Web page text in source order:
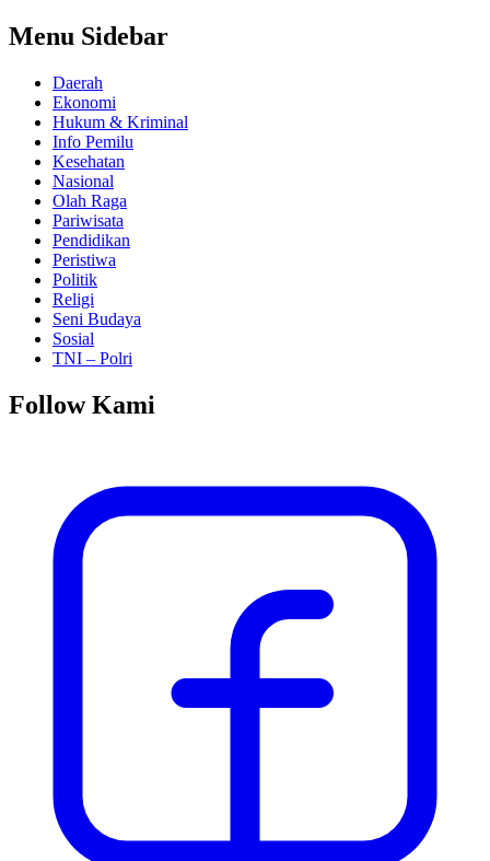
Menu Sidebar
Daerah
Ekonomi
Hukum & Kriminal
Info Pemilu
Kesehatan
Nasional
Olah Raga
Pariwisata
Pendidikan
Peristiwa
Politik
Religi
Seni Budaya
Sosial
TNI – Polri
Follow Kami